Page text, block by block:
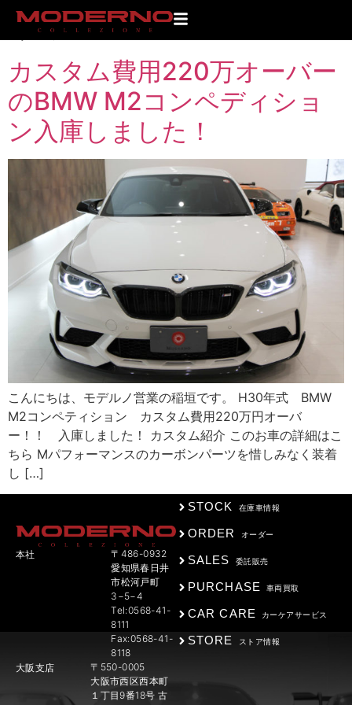
タグ:M2
カスタム費用220万オーバー
のBMW M2コンペディショ
ン入庫しました！
こんにちは、モデルノ営業の稲垣です。 H30年式 BMW
M2コンペティション カスタム費用220万円オーバ
ー！！ 入庫しました！ カスタム紹介 このお車の詳細はこ
ちら Mパフォーマンスのカーボンパーツを惜しみなく装着
し […]
本社
〒486-0932
愛知県春日井
市松河戸町
3−5−4
Tel:0568-41-
8111
Fax:0568-41-
8118
大阪支店
〒550-0005
大阪市西区西本町
１丁目9番18号 古
STOCK 在庫車情報
ORDER オーダー
SALES 委託販売
PURCHASE 車両買取
CAR CARE カーケアサービス
STORE ストア情報